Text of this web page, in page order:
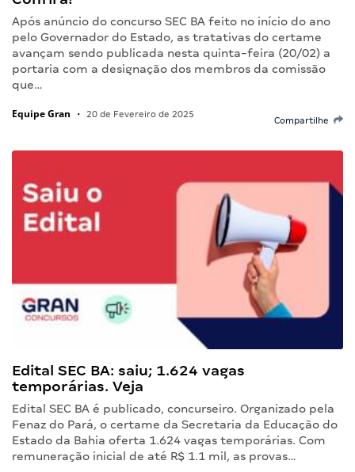
Após anúncio do concurso SEC BA feito no início do ano
pelo Governador do Estado, as tratativas do certame
avançam sendo publicada nesta quinta-feira (20/02) a
portaria com a designação dos membros da comissão
que…
Equipe Gran • 20 de Fevereiro de 2025
Compartilhe
Edital SEC BA: saiu; 1.624 vagas
temporárias. Veja
Edital SEC BA é publicado, concurseiro. Organizado pela
Fenaz do Pará, o certame da Secretaria da Educação do
Estado da Bahia oferta 1.624 vagas temporárias. Com
remuneração inicial de até R$ 1.1 mil, as provas…